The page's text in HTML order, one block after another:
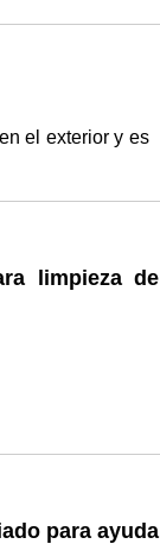
el exterior y es
limpieza de
para ayuda